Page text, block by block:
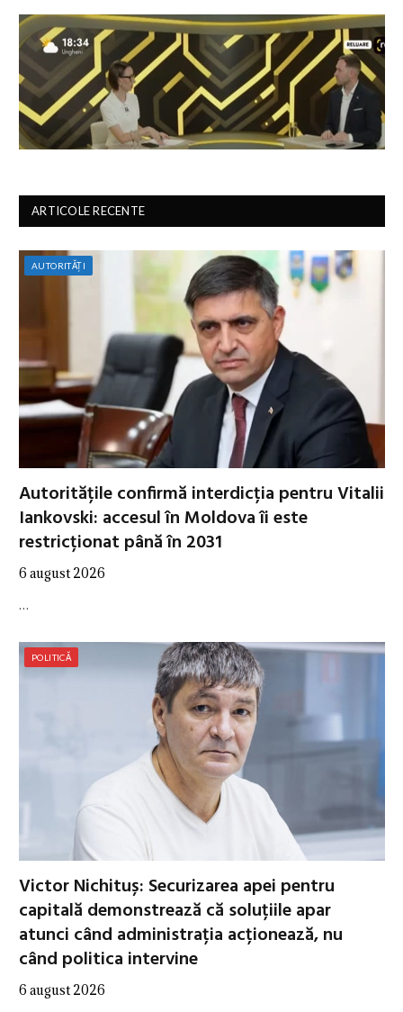
ARTICOLE RECENTE
AUTORITĂȚI
Autoritățile confirmă interdicția pentru Vitalii
Iankovski: accesul în Moldova îi este
restricționat până în 2031
6 august 2026
…
POLITICĂ
Victor Nichituș: Securizarea apei pentru
capitală demonstrează că soluțiile apar
atunci când administrația acționează, nu
când politica intervine
6 august 2026